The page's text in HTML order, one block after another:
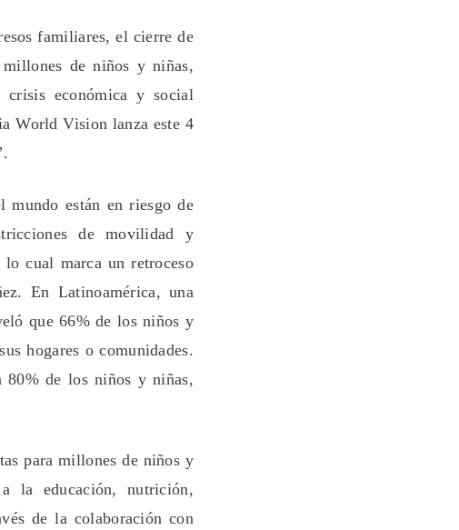
familiares, el cierre de
de niños y niñas,
crisis económica y social
World Vision lanza este 4
están en riesgo de
de movilidad y
cual marca un retroceso
En Latinoamérica, una
que 66% de los niños y
hogares o comunidades.
80% de los niños y niñas,
para millones de niños y
la educación, nutrición,
de la colaboración con